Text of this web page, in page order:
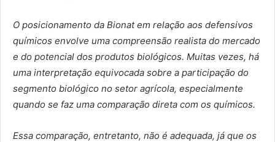
O posicionamento da Bionat em relação aos defensivos
químicos envolve uma compreensão realista do mercado
e do potencial dos produtos biológicos. Muitas vezes, há
uma interpretação equivocada sobre a participação do
segmento biológico no setor agrícola, especialmente
quando se faz uma comparação direta com os químicos.
Essa comparação, entretanto, não é adequada, já que os